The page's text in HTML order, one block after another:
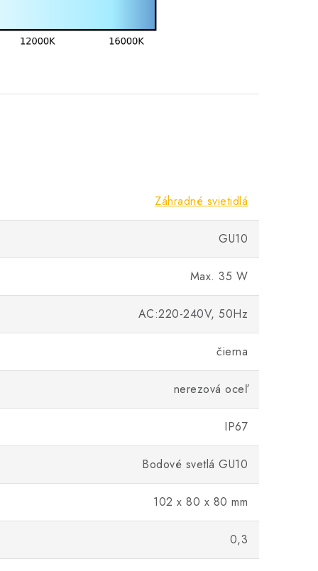
Záhradné svietidlá
GU10
Max. 35 W
AC:220-240V, 50Hz
čierna
nerezová oceľ
IP67
Bodové svetlá GU10
102 x 80 x 80 mm
0,3